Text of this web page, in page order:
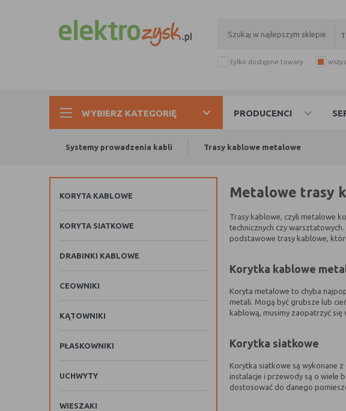
tylko dostępne towary
WYBIERZ KATEGORIĘ PRODUCENCI
Systemy prowadzenia kabli Trasy kablowe metalowe
KORYTA KABLOWE
KORYTA SIATKOWE
DRABINKI KABLOWE
CEOWNIKI
KĄTOWNIKI
PŁASKOWNIKI
UCHWYTY
WIESZAKI
Metalowe trasy
Trasy kablowe, czyli metalowe
technicznych czy
podstawowe trasy kablowe,
Korytka kablowe
Koryta metalowe to chyba
metali. Mogą być grubsze lub
kablową, musimy zaopatrzyć
Korytka siatkowe
Korytka siatkowe są wykonane
instalacje i przewody są o wiele
dostosować do danego